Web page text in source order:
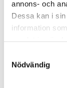
annons- och
Dessa kan i
information
Nödvändig
Delphin
För
Delphin